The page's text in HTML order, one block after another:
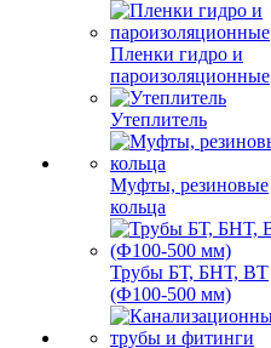
Пленки гидро и
пароизоляционные
Утеплитель
Муфты, резиновые
кольца
Трубы БТ, БНТ, ВТ
(Ф100-500 мм)